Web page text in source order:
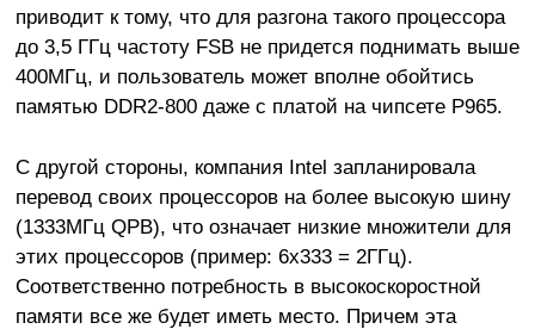
приводит к тому, что для разгона такого процессора
до 3,5 ГГц частоту FSB не придется поднимать выше
400МГц, и пользователь может вполне обойтись
памятью DDR2-800 даже с платой на чипсете P965.
С другой стороны, компания Intel запланировала
перевод своих процессоров на более высокую шину
(1333МГц QPB), что означает низкие множители для
этих процессоров (пример: 6х333 = 2ГГц).
Соответственно потребность в высокоскоростной
памяти все же будет иметь место. Причем эта